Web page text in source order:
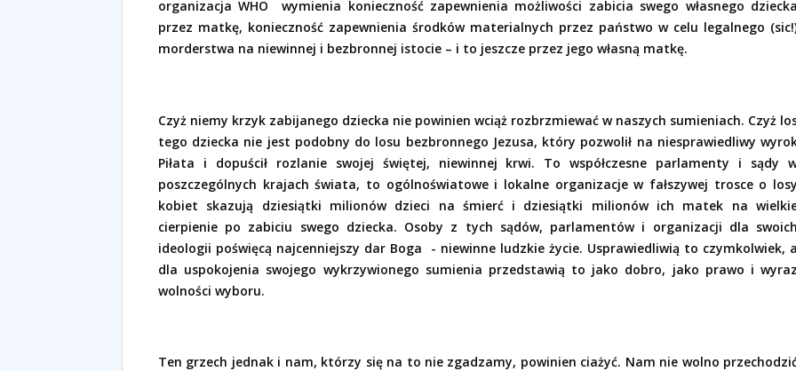
organizacja WHO
wymienia konieczność zapewnienia możliwości zabicia swego własnego dziecka
przez matkę, konieczność zapewnienia środków materialnych przez państwo w celu legalnego
morderstwa na niewinnej i bezbronnej istocie – i to jeszcze przez jego własną matkę.
Czyż niemy krzyk zabijanego dziecka nie powinien wciąż rozbrzmiewać w naszych sumieniach. Czyż
tego dziecka nie jest podobny do losu bezbronnego Jezusa, który pozwolił na niesprawiedliwy
Piłata i dopuścił rozlanie swojej świętej, niewinnej krwi. To współczesne parlamenty i sądy
poszczególnych krajach świata, to ogólnoświatowe i lokalne organizacje w fałszywej trosce o losy
kobiet skazują dziesiątki milionów dzieci na śmierć i dziesiątki milionów ich matek na
cierpienie po zabiciu swego dziecka. Osoby z tych sądów, parlamentów i organizacji dla swoich
ideologii poświęcą najcenniejszy dar Boga
- niewinne ludzkie życie. Usprawiedliwią to czymkolwiek, a
dla uspokojenia swojego wykrzywionego sumienia przedstawią to jako dobro, jako prawo i wyraz
wolności wyboru.
Ten grzech jednak i nam, którzy się na to nie zgadzamy, powinien ciażyć. Nam nie wolno